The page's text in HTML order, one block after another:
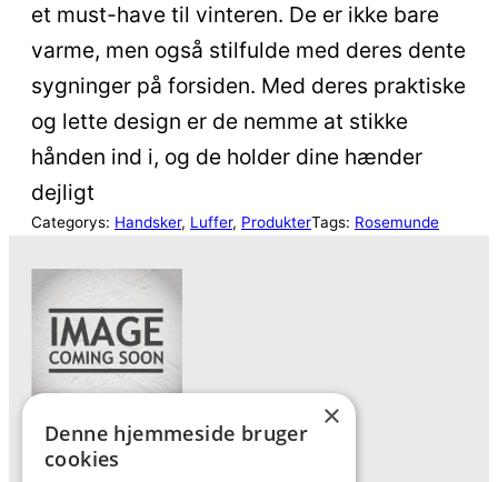
et must-have til vinteren. De er ikke bare
varme, men også stilfulde med deres dente
sygninger på forsiden. Med deres praktiske
og lette design er de nemme at stikke
hånden ind i, og de holder dine hænder
dejligt
Categorys: Handsker, Luffer, ProdukterTags: Rosemunde
Forside
×
Denne hjemmeside bruger
cookies